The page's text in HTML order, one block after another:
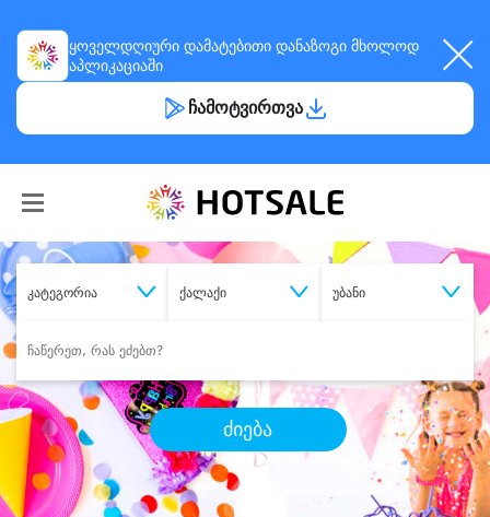
ყოველდღიური დამატებითი დანაზოგი მხოლოდ
აპლიკაციაში
ჩამოტვირთვა
კატეგორია ქალაქი უბანი
ძიება
შეიძინესასურველი მომსახურება
დიდი დანაზოგით